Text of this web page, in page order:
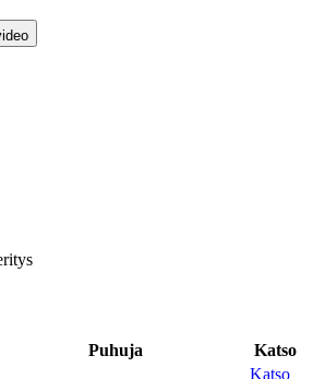
Puhuja
Katso
Katso